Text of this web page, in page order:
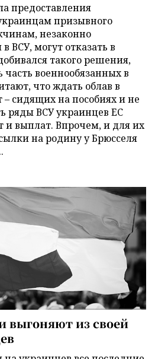
предоставления
призывного
незаконно
ВСУ, могут отказать в
такого решения,
часть военнообязанных в
что ждать облав в
– сидящих на пособиях и не
ряды ВСУ украинцев ЕС
и выплат. Впрочем, и для их
на родину у Брюсселя
выгоняют из своей